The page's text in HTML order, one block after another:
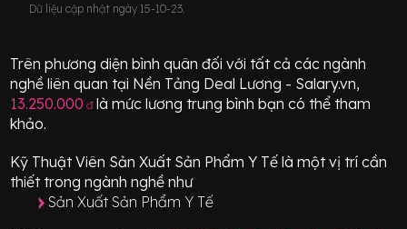
Dữ liệu cập nhật ngày 15-10-23.
Trên phương diện bình quân đối với tất cả các ngành
nghề liên quan tại Nền Tảng Deal Lương - Salary.vn,
13.250.000 đlà mức lương trung bình bạn có thể tham
khảo.
Kỹ Thuật Viên Sản Xuất Sản Phẩm Y Tế là một vị trícần
thiết trong ngành nghề như
Sản Xuất Sản Phẩm Y Tế